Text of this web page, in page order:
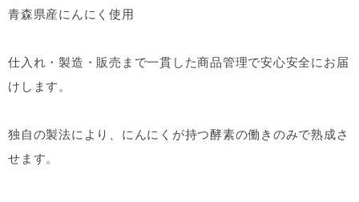
青森県産にんにく使用
仕入れ・製造・販売まで一貫した商品管理で安心安全にお届
けします。
独自の製法により、にんにくが持つ酵素の働きのみで熟成さ
せます。